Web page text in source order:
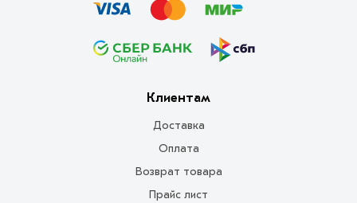
Клиентам
Доставка
Оплата
Возврат товара
Прайс лист